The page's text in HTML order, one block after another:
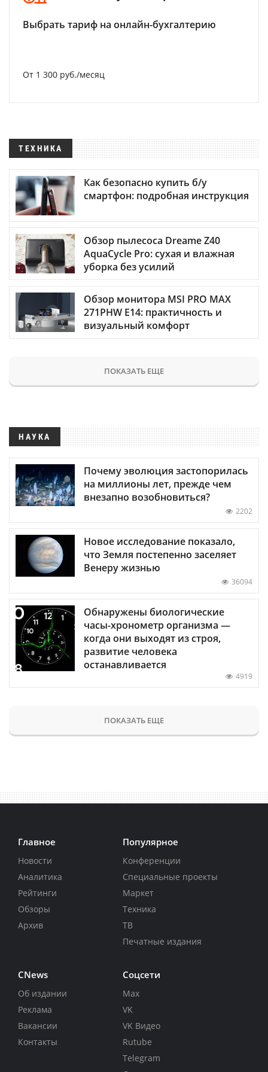
Выбрать тариф на онлайн-бухгалтерию
От 1 300 руб./месяц
ТЕХНИКА
Как безопасно купить б/у
смартфон: подробная инструкция
Обзор пылесоса Dreame Z40
AquaCycle Pro: сухая и влажная
уборка без усилий
Обзор монитора MSI PRO MAX
271PHW E14: практичность и
визуальный комфорт
ПОКАЗАТЬ ЕЩЕ
НАУКА
Почему эволюция застопорилась
на миллионы лет, прежде чем
внезапно возобновиться?
2202
Новое исследование показало,
что Земля постепенно заселяет
Венеру жизнью
36094
Обнаружены биологические
часы-хронометр организма —
когда они выходят из строя,
развитие человека
останавливается
4919
ПОКАЗАТЬ ЕЩЕ
Главное
Новости
Аналитика
Рейтинги
Обзоры
Архив
Популярное
Конференции
Специальные проекты
Маркет
Техника
ТВ
Печатные издания
CNews
Об издании
Реклама
Вакансии
Контакты
Соцсети
Max
VK
VK Видео
Rutube
Telegram